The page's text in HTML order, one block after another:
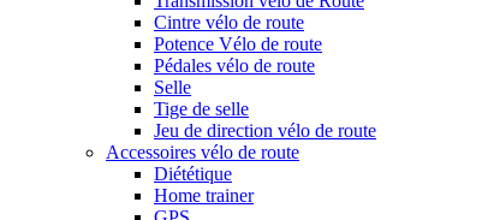
Cintre vélo de route
Potence Vélo de route
Pédales vélo de route
Selle
Tige de selle
Jeu de direction vélo de route
Accessoires vélo de route
Diététique
Home trainer